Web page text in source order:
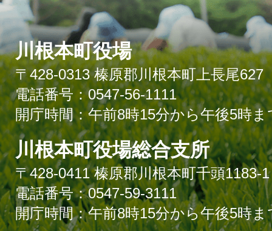
川根本町役場
〒428-0313 榛原郡川根本町上長尾627
電話番号：0547-56-1111
開庁時間：午前8時15分から午後5時ま
川根本町役場総合支所
〒428-0411 榛原郡川根本町千頭1183-1
電話番号：0547-59-3111
開庁時間：午前8時15分から午後5時ま